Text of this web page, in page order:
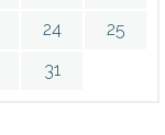
24
25
31